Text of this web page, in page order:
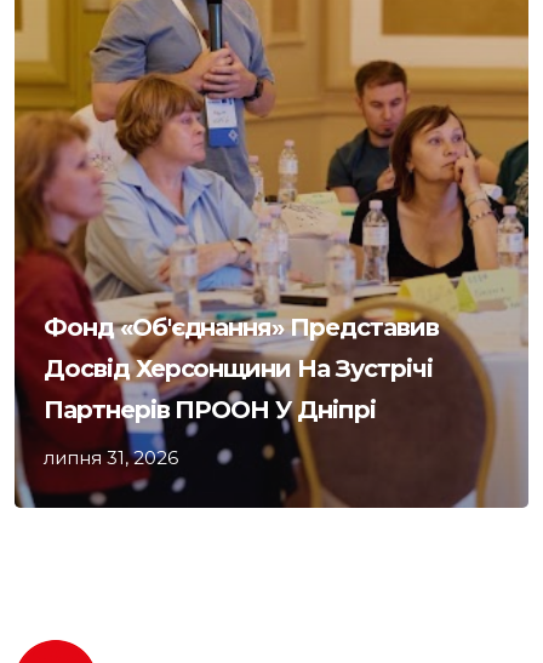
Фонд «Об'єднання» Представив
Досвід Херсонщини На Зустрічі
Партнерів ПРООН У Дніпрі
липня 31, 2026